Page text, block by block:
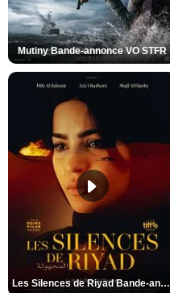
Mutiny Bande-annonce VO STFR
Les Silences de Riyad Bande-annonce VO STFR